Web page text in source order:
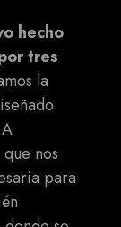
hecho
tres
la
nos
para